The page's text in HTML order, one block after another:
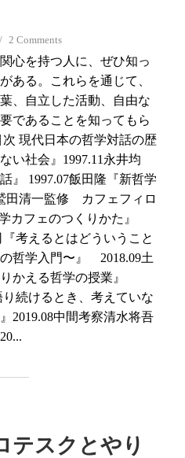
2 Comments
心を持つ人に、ぜひ知っ
ある。これらを通じて、
、自立した活動、自由な
であることを知ってもら
現代日本の哲学対話の歴
い社会』1997.11永井均
』 1997.07飯田隆『新哲学
田清一監修 カフェフィロ
カフェのつくりかた』
考えるとはどういうこと
哲学入門〜』 2018.09土
かえる哲学の授業』
り続けるとき、考えていな
2019.08中間考察清水将吾
テスクとやり